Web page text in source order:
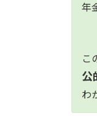
年
こ
公
わ